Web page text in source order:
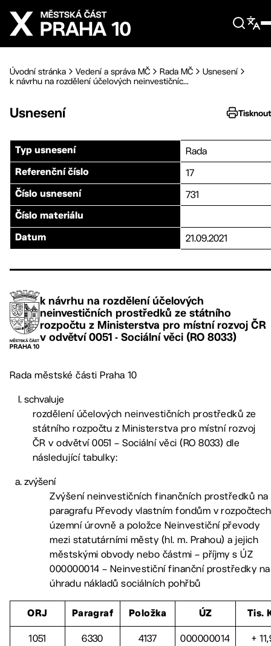
Přejít na hlavní obsah
Úvodní stránka Vedení a správa MČ Rada MČ
Usnesení
k návrhu na rozdělení účelových neinvestičníc...
Usnesení Tisknout
Typ usnesení Rada
Referenční číslo 17
Číslo usnesení 731
Číslo materiálu
Datum 21.09.2021
k návrhu na rozdělení účelových
neinvestičních prostředků ze státního
rozpočtu z Ministerstva pro místní rozvoj ČR
v odvětví 0051 - Sociální věci (RO 8033)
Rada městské části Praha 10
schvaluje
rozdělení účelových neinvestičních prostředků ze
státního rozpočtu z Ministerstva pro místní rozvoj
ČR v odvětví 0051 – Sociální věci (RO 8033) dle
následující tabulky:
zvýšení
Zvýšení neinvestičních finančních prostředků na
paragrafu Převody vlastním fondům v rozpočtech
územní úrovně a položce Neinvestiční převody
mezi statutárními městy (hl. m. Prahou) a jejich
městskými obvody nebo částmi – příjmy s ÚZ
000000014 – Neinvestiční finanční prostředky na
úhradu nákladů sociálních pohřbů
ORJ Paragraf Položka ÚZ Tis.
1051 6330 4137 000000014 +